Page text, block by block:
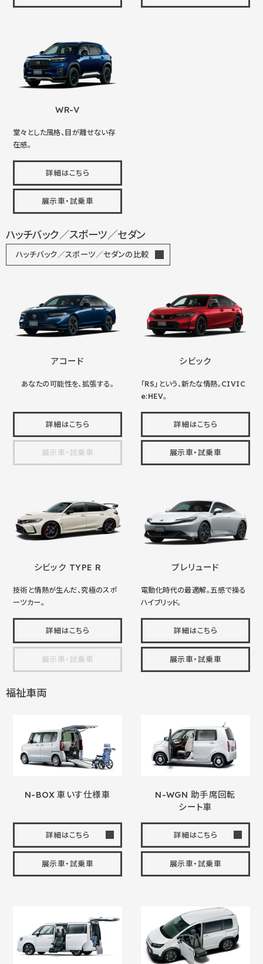
WR-V
堂々とした風格、目が離せない存
在感。
詳細はこちら
展示車・試乗車
ハッチバック／スポーツ／セダン
ハッチバック／スポーツ／セダンの比較
アコード
あなたの可能性を、拡張する。
詳細はこちら
展示車・試乗車
シビック
「RS」という、新たな情熱。CIVIC
e:HEV。
詳細はこちら
展示車・試乗車
シビック TYPE R
技術と情熱が生んだ、究極のスポ
ーツカー。
詳細はこちら
展示車・試乗車
プレリュード
電動化時代の最適解。五感で操る
ハイブリッド。
詳細はこちら
展示車・試乗車
福祉車両
N-BOX車いす仕様車
詳細はこちら
展示車・試乗車
N-WGN 助手席回転
シート車
詳細はこちら
展示車・試乗車